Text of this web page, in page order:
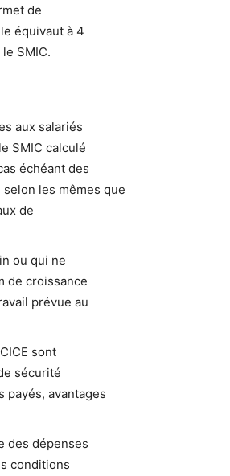
de
équivaut à 4
SMIC.
aux salariés
SMIC calculé
échéant des
les mêmes que
de
ou qui ne
de croissance
prévue au
sont
sécurité
payés, avantages
des dépenses
conditions